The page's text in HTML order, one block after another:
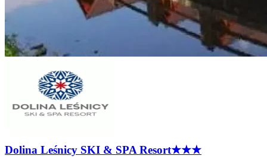
Dolina Leśnicy SKI & SPAResort★★★